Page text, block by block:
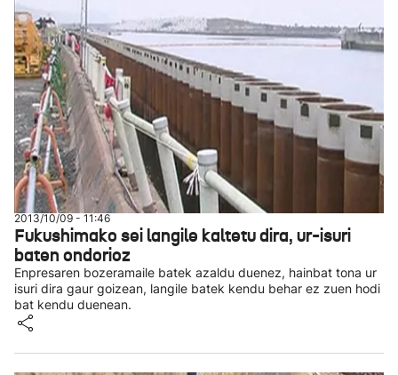
2013/10/09 - 11:46
Fukushimako sei langile kaltetu dira, ur-isuri
baten ondorioz
Enpresaren bozeramaile batek azaldu duenez, hainbat tona ur
isuri dira gaur goizean, langile batek kendu behar ez zuen hodi
bat kendu duenean.